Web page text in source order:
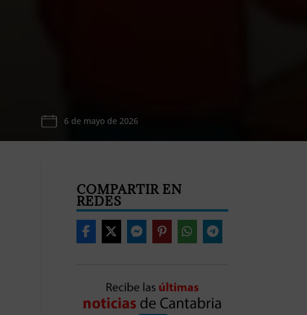
6 de mayo de 2026
COMPARTIR EN
REDES